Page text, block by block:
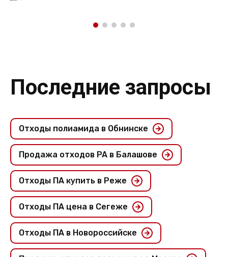
Последние запросы
Отходы полиамида в Обнинске
Продажа отходов PA в Балашове
Отходы ПА купить в Реже
Отходы ПА цена в Сегеже
Отходы ПА в Новороссийске